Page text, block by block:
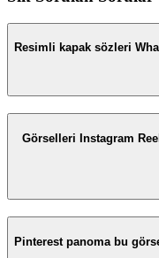
Resimli kapak sözleri
Görselleri Instagram
Pinterest panoma bu